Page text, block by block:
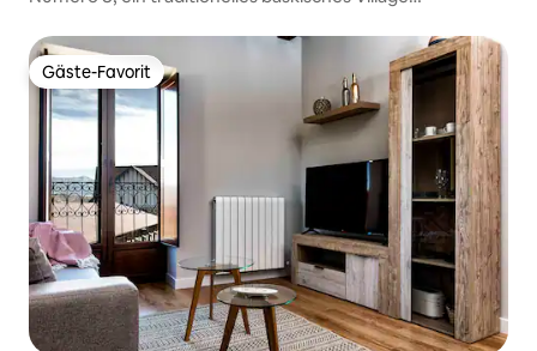
Gäste-Favorit
Gäste-Favorit